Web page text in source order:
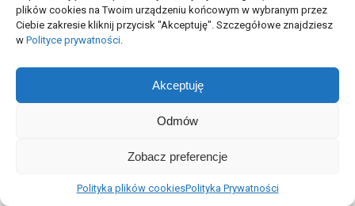
plików cookies na Twoim urządzeniu końcowym w wybranym przez
Ciebie zakresie kliknij przycisk "Akceptuję". Szczegółowe znajdziesz
w Polityce prywatności.
Akceptuję
Odmów
Zobacz preferencje
Polityka plików cookiesPolityka Prywatności
Pierwsza konsultacja z
psychoterapeutą: pytania i
23/06/2026
WYBRANE DLA CIEBIE
Kurs f – gazy: przykładowa z opcji